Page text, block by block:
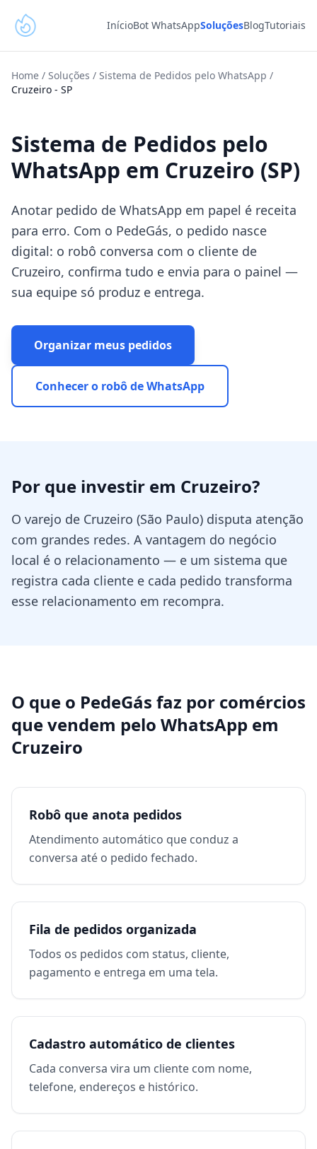
InícioBot WhatsAppSoluçõesBlogTutoriais
Home / Soluções / Sistema de Pedidos pelo WhatsApp /
Cruzeiro - SP
Sistema de Pedidos pelo
WhatsApp em Cruzeiro (SP)
Anotar pedido de WhatsApp em papel é receita
para erro. Com o PedeGás, o pedido nasce
digital: o robô conversa com o cliente de
Cruzeiro, confirma tudo e envia para o painel —
sua equipe só produz e entrega.
Organizar meus pedidos
Conhecer o robô de WhatsApp
Por que investir em Cruzeiro?
O varejo de Cruzeiro (São Paulo) disputa atenção
com grandes redes. A vantagem do negócio
local é o relacionamento — e um sistema que
registra cada cliente e cada pedido transforma
esse relacionamento em recompra.
O que o PedeGás faz por comércios
que vendem pelo WhatsApp em
Cruzeiro
Robô que anota pedidos
Atendimento automático que conduz a
conversa até o pedido fechado.
Fila de pedidos organizada
Todos os pedidos com status, cliente,
pagamento e entrega em uma tela.
Cadastro automático de clientes
Cada conversa vira um cliente com nome,
telefone, endereços e histórico.